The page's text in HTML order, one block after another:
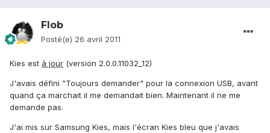
Flob
Posté(e) 26 avril 2011
Kies est à jour (version 2.0.0.11032_12)
J'avais défini "Toujours demander" pour la connexion USB, avant
quand ça marchait il me demandait bien. Maintenant il ne me
demande pas.
J'ai mis sur Samsung Kies, mais l'écran Kies bleu que j'avais